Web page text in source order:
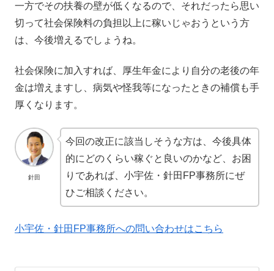
一方でその扶養の壁が低くなるので、それだったら思い
切って社会保険料の負担以上に稼いじゃおうという方
は、今後増えるでしょうね。
社会保険に加入すれば、厚生年金により自分の老後の年
金は増えますし、病気や怪我等になったときの補償も手
厚くなります。
針田
今回の改正に該当しそうな方は、今後具体
的にどのくらい稼ぐと良いのかなど、お困
りであれば、小宇佐・針田FP事務所にぜ
ひご相談ください。
小宇佐・針田FP事務所への問い合わせはこちら